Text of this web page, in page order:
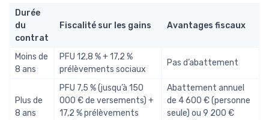
Durée
du
contrat
Fiscalité sur les gains Avantages fiscaux
Moins de
8 ans
PFU 12,8 % + 17,2 %
prélèvements sociaux
Pas d’abattement
Plus de
8 ans
PFU 7,5 % (jusqu’à 150
000 € de versements) +
17,2 % prélèvements
Abattement annuel
de 4 600 € (personne
seule) ou 9 200 €